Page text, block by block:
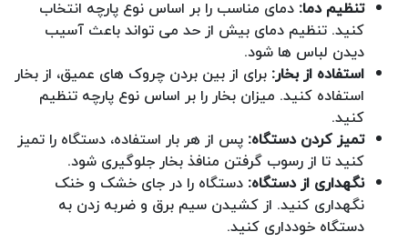
تنظیم دما: دمای مناسب را بر اساس نوع پارچه انتخاب
کنید. تنظیم دمای بیش از حد می‌ تواند باعث آسیب
دیدن لباس‌ ها شود.
استفاده از بخار: برای از بین بردن چروک‌ های عمیق، از بخار
استفاده کنید. میزان بخار را بر اساس نوع پارچه تنظیم
کنید.
تمیز کردن دستگاه: پس از هر بار استفاده، دستگاه را تمیز
کنید تا از رسوب گرفتن منافذ بخار جلوگیری شود.
نگهداری از دستگاه: دستگاه را در جای خشک و خنک
نگهداری کنید. از کشیدن سیم برق و ضربه زدن به
دستگاه خودداری کنید.